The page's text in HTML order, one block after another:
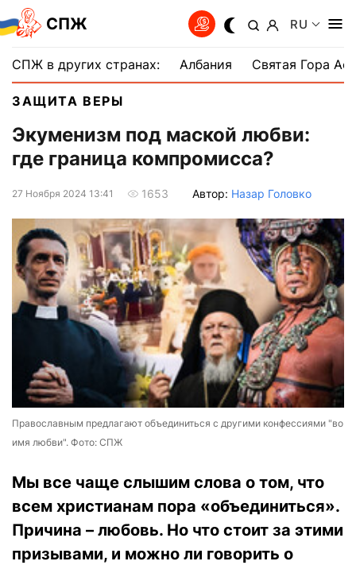
СПЖ RU
СПЖ в других странах: Албания Святая Гора
ЗАЩИТА ВЕРЫ
Экуменизм под маской любви:
где граница компромисса?
27 Ноября 2024 13:41 1653 Автор: Назар Головко
Православным предлагают объединиться с другими конфессиями "во
имя любви". Фото: СПЖ
Мы все чаще слышим слова о том, что
всем христианам пора «объединиться».
Причина – любовь. Но что стоит за этими
призывами, и можно ли говорить о